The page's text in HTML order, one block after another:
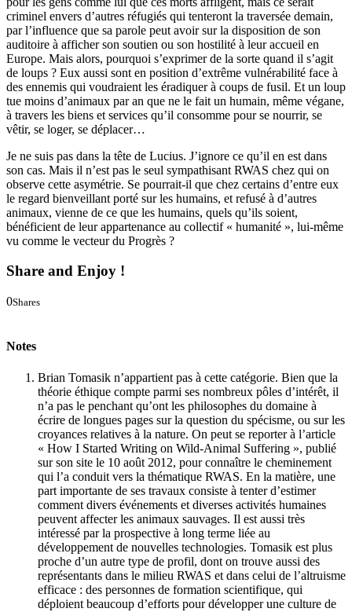
criminel envers d’autres réfugiés qui tenteront la traversée demain,
par l’influence que sa parole peut avoir sur la disposition de son
auditoire à afficher son soutien ou son hostilité à leur accueil en
Europe. Mais alors, pourquoi s’exprimer de la sorte quand il s’agit
de loups ? Eux aussi sont en position d’extrême vulnérabilité face à
des ennemis qui voudraient les éradiquer à coups de fusil. Et un loup
tue moins d’animaux par an que ne le fait un humain, même végane,
à travers les biens et services qu’il consomme pour se nourrir, se
vêtir, se loger, se déplacer…
Je ne suis pas dans la tête de Lucius. J’ignore ce qu’il en est dans
son cas. Mais il n’est pas le seul sympathisant RWAS chez qui on
observe cette asymétrie. Se pourrait-il que chez certains d’entre eux
le regard bienveillant porté sur les humains, et refusé à d’autres
animaux, vienne de ce que les humains, quels qu’ils soient,
bénéficient de leur appartenance au collectif « humanité », lui-même
vu comme le vecteur du Progrès ?
Share and Enjoy !
0Shares
Notes
Brian Tomasik n’appartient pas à cette catégorie. Bien que la
théorie éthique compte parmi ses nombreux pôles d’intérêt, il
n’a pas le penchant qu’ont les philosophes du domaine à
écrire de longues pages sur la question du spécisme, ou sur les
croyances relatives à la nature. On peut se reporter à l’article
« How I Started Writing on Wild-Animal Suffering », publié
sur son site le 10 août 2012, pour connaître le cheminement
qui l’a conduit vers la thématique RWAS. En la matière, une
part importante de ses travaux consiste à tenter d’estimer
comment divers événements et diverses activités humaines
peuvent affecter les animaux sauvages. Il est aussi très
intéressé par la prospective à long terme liée au
développement de nouvelles technologies. Tomasik est plus
proche d’un autre type de profil, dont on trouve aussi des
représentants dans le milieu RWAS et dans celui de l’altruisme
efficace : des personnes de formation scientifique, qui
déploient beaucoup d’efforts pour développer une culture de